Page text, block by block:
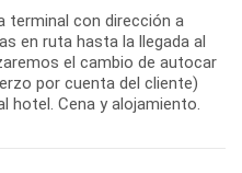
terminal con dirección a
en ruta hasta la llegada al
el cambio de autocar
por cuenta del cliente)